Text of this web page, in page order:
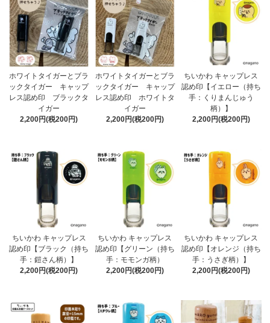
ホワイトタイガーとブラ
ックタイガー キャップ
レス認め印 ブラックタ
イガー
2,200円(税200円)
ホワイトタイガーとブラ
ックタイガー キャップ
レス認め印 ホワイトタ
イガー
2,200円(税200円)
ちいかわ キャップレス
認め印【イエロー（持ち
手：くりまんじゅう
柄）】
2,200円(税200円)
ちいかわ キャップレス
認め印【ブラック（持ち
手：鎧さん柄）】
2,200円(税200円)
ちいかわ キャップレス
認め印【グリーン（持ち
手：モモンガ柄）
2,200円(税200円)
ちいかわ キャップレス
認め印【オレンジ（持ち
手：うさぎ柄）】
2,200円(税200円)